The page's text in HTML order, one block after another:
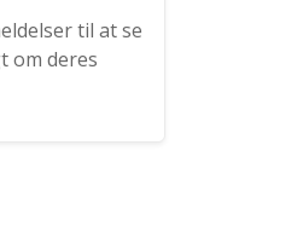
til at se
om deres